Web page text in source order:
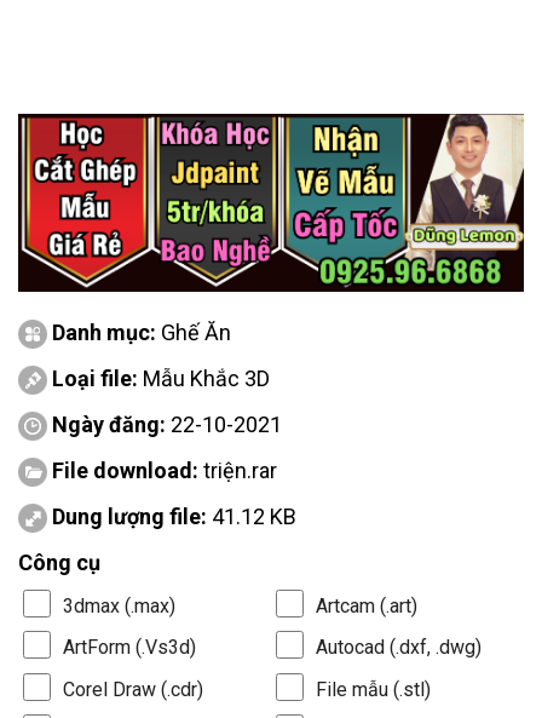
Danh mục: Ghế Ăn
Loại file: Mẫu Khắc 3D
Ngày đăng: 22-10-2021
File download: triện.rar
Dung lượng file: 41.12 KB
Công cụ
3dmax (.max)
Artcam (.art)
ArtForm (.Vs3d)
Autocad (.dxf, .dwg)
Corel Draw (.cdr)
File mẫu (.stl)